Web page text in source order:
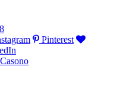
Pinterest